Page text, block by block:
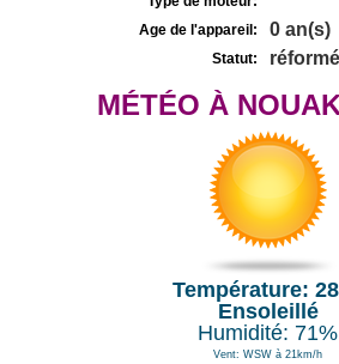
Age de l'appareil:
0 an(s)
Statut: réformé
MÉTÉO À
Température:
Ensoleillé
Humidité: 71%
Vent: WSW à 21km/h